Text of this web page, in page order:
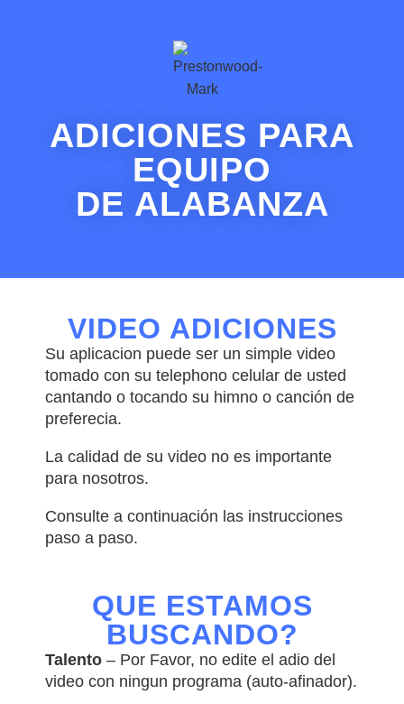
ADICIONES PARA
EQUIPO
DE ALABANZA
VIDEO ADICIONES
Su aplicacion puede ser un simple video
tomado con su telephono celular de usted
cantando o tocando su himno o canción de
preferecia.
La calidad de su video no es importante
para nosotros.
Consulte a continuación las instrucciones
paso a paso.
QUE ESTAMOS
BUSCANDO?
Talento – Por Favor, no edite el adio del
video con ningun programa (auto-afinador).